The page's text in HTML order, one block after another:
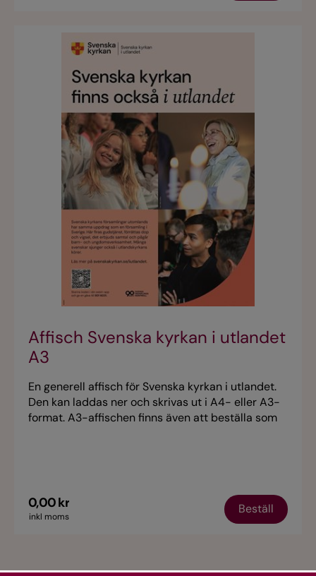
Affisch Svenska kyrkan i utlandet
A3
En generell affisch för Svenska kyrkan i utlandet.
Den kan laddas ner och skrivas ut i A4- eller A3-
format. A3-affischen finns även att beställa som
0,00 kr
inkl moms
Beställ